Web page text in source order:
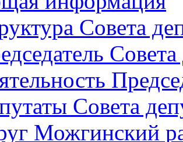
Совета
Совета
Совета
Можгинский